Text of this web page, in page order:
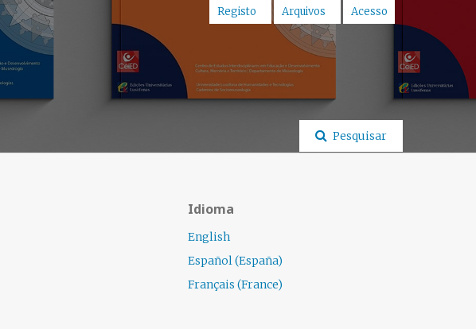
Pesquisar
Registo Arquivos Acesso
Idioma
English
Español (España)
Français (France)